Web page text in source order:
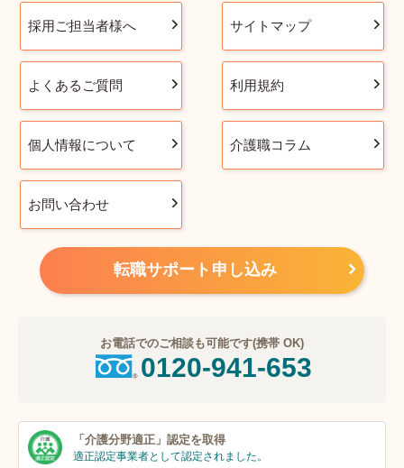
採用ご担当者様へ サイトマップ
よくあるご質問 利用規約
個人情報について 介護職コラム
お問い合わせ
転職サポート申し込み
お電話でのご相談も可能です(携帯 OK)
0120-941-653
「介護分野適正」 認定を取得
適正認定事業者として認定されました。